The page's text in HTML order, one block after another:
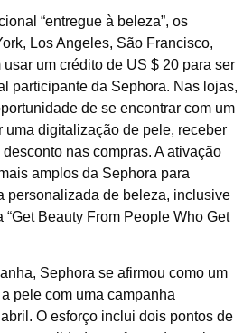
“entregue à beleza”, os
Los Angeles, São Francisco,
um crédito de US $ 20 para ser
participante da Sephora. Nas lojas,
de se encontrar com um
uma digitalização de pele, receber
nas compras. A ativação
amplos da Sephora para
personalizada de beleza, inclusive
Beauty From People Who Get
Sephora se afirmou como um
pele com uma campanha
O esforço inclui dois pontos de